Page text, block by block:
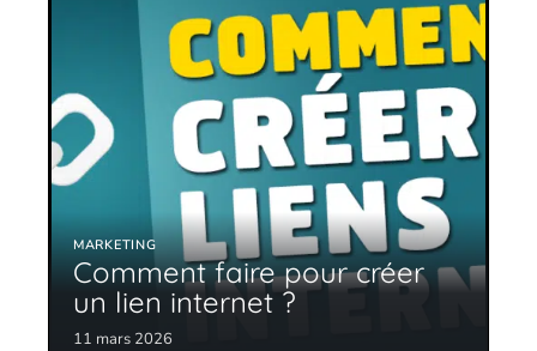
MARKETING
Comment faire pour créer
un lien internet ?
11 mars 2026